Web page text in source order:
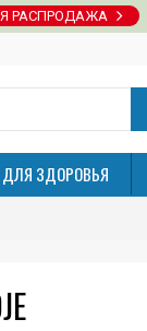
РАСПРОДАЖА
ЗДОРОВЬЯ